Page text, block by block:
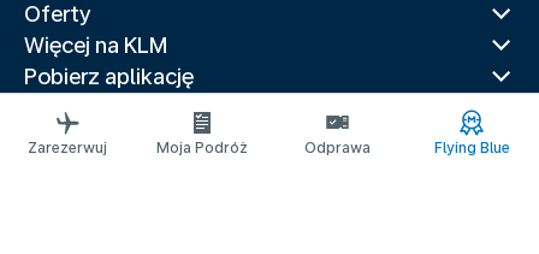
Oferty
Więcej na KLM
Pobierz aplikację
Powiązane strony
Przewodniki po miastach
Zarezerwuj Moja Podróż Odprawa Flying Blue